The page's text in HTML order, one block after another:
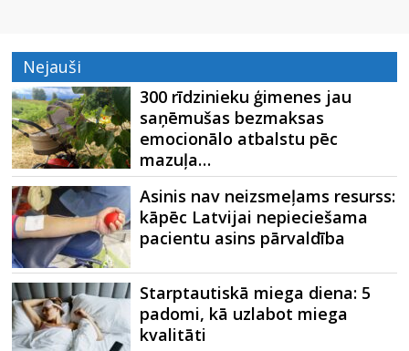
Nejauši
300 rīdzinieku ģimenes jau
saņēmušas bezmaksas
emocionālo atbalstu pēc
mazuļa…
Asinis nav neizsmeļams resurss:
kāpēc Latvijai nepieciešama
pacientu asins pārvaldība
Starptautiskā miega diena: 5
padomi, kā uzlabot miega
kvalitāti